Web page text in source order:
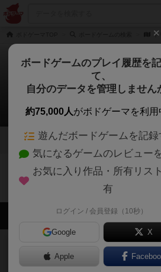
ド
ドリブルサッ
0件のレビュー
1
ドリブルサッカーのト
会員の新しい
マーケットフ
ボードゲームのプレイ履歴を
て、
自分のデータを管理しません
約75,000人がボドゲーマを利用
遊んだボードゲームを記録
気になるゲームのレビュー
お気に入り作品・所有リス
有
ログイン / 会員登録（10秒）
Google X
Apple